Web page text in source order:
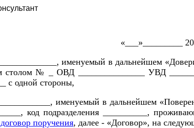
«___»_________ 201_
именуемый в дальнейшем
столом № _ ОВД _______________ УВД
с одной стороны,
именуемый в дальнейшем
код подразделения __________,
поручения, далее - «Договор», на